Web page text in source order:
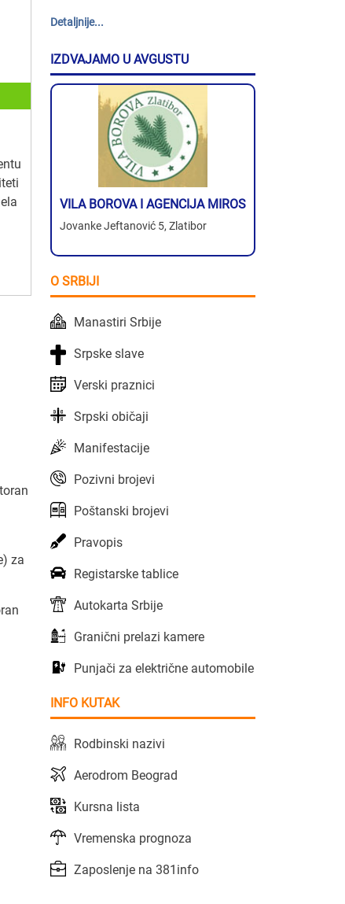
za
Detaljnije...
IZDVAJAMO U AVGUSTU
VILA BOROVA I AGENCIJA MIROS
Jovanke Jeftanović 5, Zlatibor
O SRBIJI
Manastiri Srbije
Srpske slave
Verski praznici
Srpski običaji
Manifestacije
Pozivni brojevi
Poštanski brojevi
Pravopis
Registarske tablice
Autokarta Srbije
Granični prelazi kamere
Punjači za električne automobile
INFO KUTAK
Rodbinski nazivi
Aerodrom Beograd
Kursna lista
Vremenska prognoza
Zaposlenje na 381info